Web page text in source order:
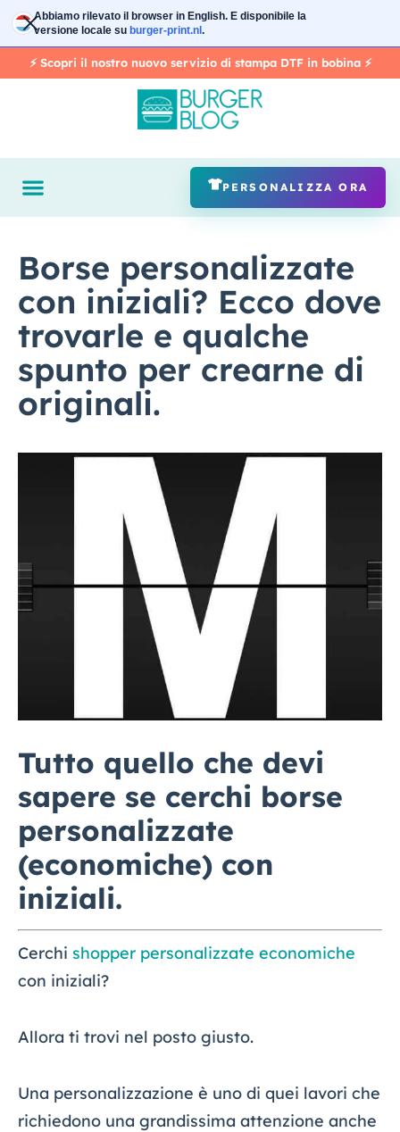
Vai
contenuto
Abbiamo rilevato il browser in English. E disponibile la
versione locale su burger-print.nl .
⚡️ Scopri il nostro nuovo servizio di stampa DTF in bobina ⚡️
PERSONALIZZA ORA
Borse personalizzate
con iniziali? Ecco dove
trovarle e qualche
spunto per crearne di
originali.
Tutto quello che devi
sapere se cerchi borse
personalizzate
(economiche) con
iniziali.
Cerchi shopper personalizzate economiche
con iniziali?
Allora ti trovi nel posto giusto.
Una personalizzazione è uno di quei lavori che
richiedono una grandissima attenzione anche